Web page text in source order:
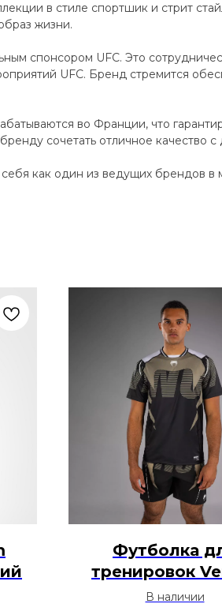
в стиле спортшик и стрит
жизни.
спонсором UFC. Это
UFC. Бренд стремится
во Франции, что
сочетать отличное качество
как один из ведущих брендов
Футболка
тренировок
Adrenaline -
В наличии